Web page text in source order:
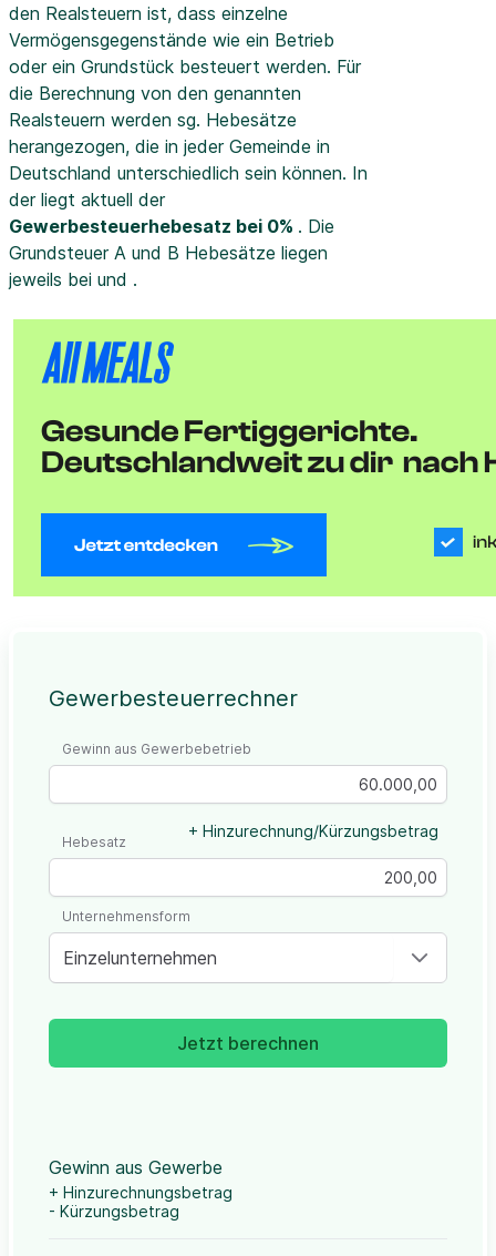
den Realsteuern ist, dass einzelne
Vermögensgegenstände wie ein Betrieb
oder ein Grundstück besteuert werden. Für
die Berechnung von den genannten
Realsteuern werden sg. Hebesätze
herangezogen, die in jeder Gemeinde in
Deutschland unterschiedlich sein können. In
der liegt aktuell der
Gewerbesteuerhebesatz bei 0% . Die
Grundsteuer A und B Hebesätze liegen
jeweils bei und .
Gewerbesteuerrechner
Gewinn aus Gewerbebetrieb
+ Hinzurechnung/Kürzungsbetrag
Hebesatz
Einzelunternehmen
Unternehmensform
Jetzt berechnen
Gewinn aus Gewerbe
+ Hinzurechnungsbetrag
- Kürzungsbetrag